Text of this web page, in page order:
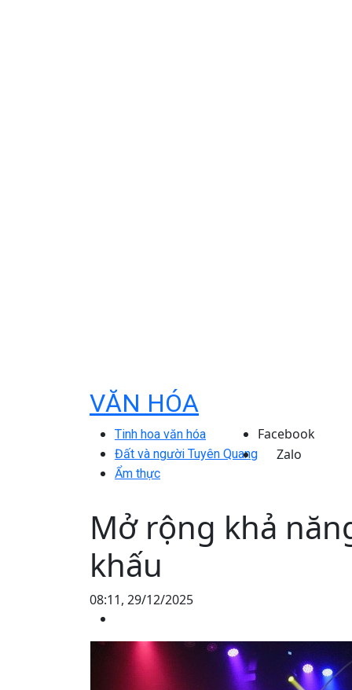
VĂN HÓA
Tinh hoa văn hóa
Đất và người Tuyên Quang
Ẩm thực
Facebook
Zalo
Mở rộng khả
khấu
08:11, 29/12/2025